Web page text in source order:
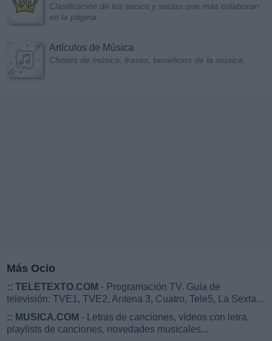
Clasificación de los socios y socias que más colaboran
en la página
Artículos de Música
Chistes de música, frases, beneficios de la música...
Más Ocio
:: TELETEXTO.COM - Programación TV. Guía de
televisión: TVE1, TVE2, Antena 3, Cuatro, Tele5, La Sexta...
:: MUSICA.COM - Letras de canciones, vídeos con letra,
playlists de canciones, novedades musicales...